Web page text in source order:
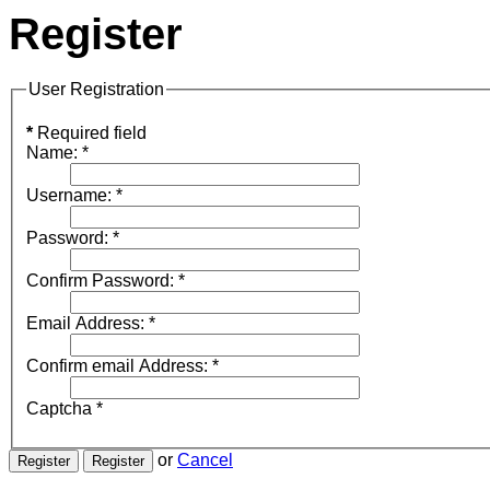
Register
User Registration
* Required field
Name: *
Username: *
Password: *
Confirm Password: *
Email Address: *
Confirm email Address: *
Captcha *
or Cancel